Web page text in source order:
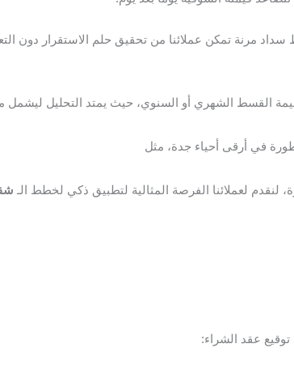
سداد مرنة تمكن عملائنا من تحقيق حلم الاستقرار دون
القسط الشهري أو السنوي، حيث يمتد التحليل ليشمل
في أرقى أحياء جدة، مثل
لنقدم لعملائنا الفرصة المثالية لتطبيق ذكي لخطط الـ
توقيع عقد الشراء: